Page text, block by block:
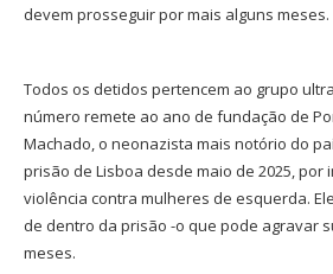
devem prosseguir por mais alguns meses.
Todos os detidos pertencem ao grupo
número remete ao ano de fundação de
Machado, o neonazista mais notório do
prisão de Lisboa desde maio de 2025, por
violência contra mulheres de esquerda.
de dentro da prisão -o que pode agravar
meses.